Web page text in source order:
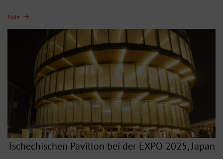
Mehr
Tschechischen Pavillon bei der EXPO 2025, Japan